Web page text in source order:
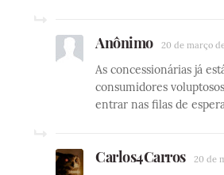
Anônimo 20 de março
As concessionárias já
consumidores
entrar nas filas de
Carlos4Carros 20 de